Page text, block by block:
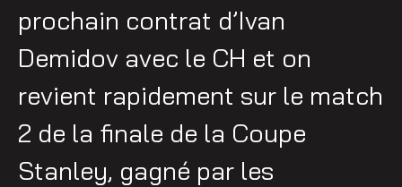
prochain contrat d’Ivan
Demidov avec le CH et on
revient rapidement sur le match
2 de la finale de la Coupe
Stanley, gagné par les